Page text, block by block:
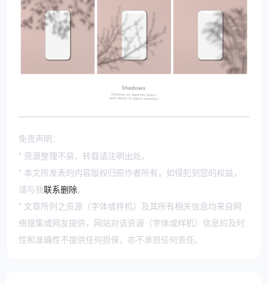
免责声明：
* 资源整理不易，转载请注明出处。
* 本文所发表的内容版权归原作者所有，如侵犯到您的权益，
请与我联系删除。
* 文章所列之资源（字体或样机）及其所有相关信息均来自网
络搜集或网友提供，网站对该资源（字体或样机）信息的及时
性和准确性不提供任何担保，亦不承担任何责任。